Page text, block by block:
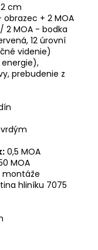
cm
obrazec + 2 MOA
2 MOA - bodka
12 úrovní
videnie)
prebudenie z
0,5 MOA
MOA
montáže
hliníku 7075